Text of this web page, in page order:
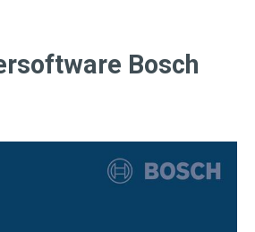
Bosch